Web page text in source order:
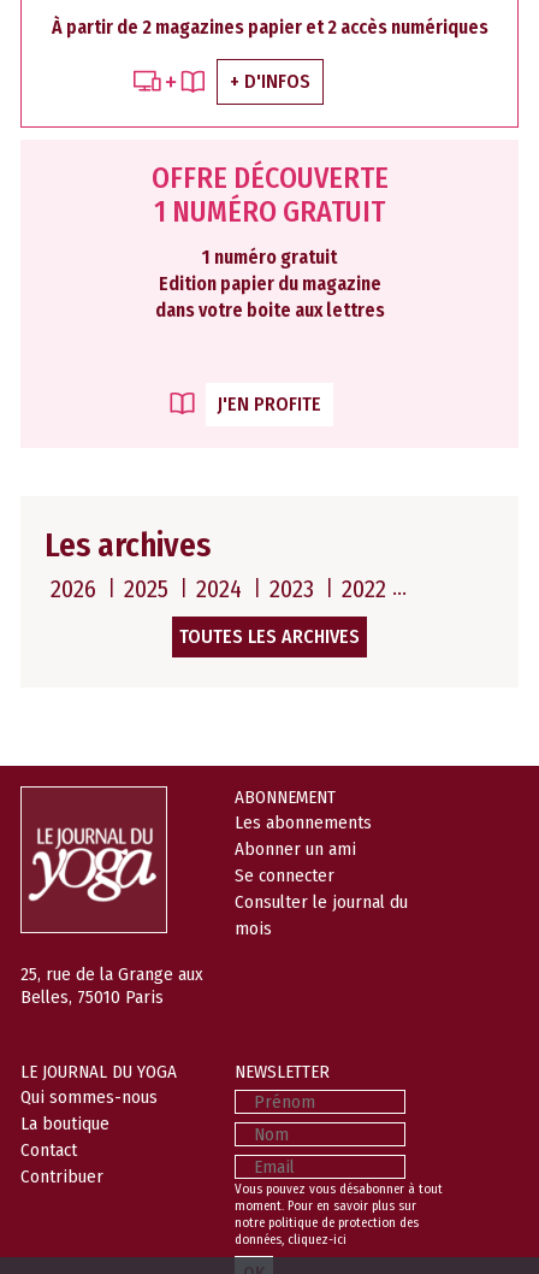
À partir de 2 magazines papier et 2 accès numériques
+ D'INFOS
OFFRE DÉCOUVERTE
1 NUMÉRO GRATUIT
1 numéro gratuit
Edition papier du magazine
dans votre boite aux lettres
J'EN PROFITE
Les archives
2026 2025 2024 2023 2022
TOUTES LES ARCHIVES
25, rue de la Grange aux
Belles, 75010 Paris
ABONNEMENT
Les abonnements
Abonner un ami
Se connecter
Consulter le journal du
mois
LE JOURNAL DU YOGA
Qui sommes-nous
La boutique
Contact
Contribuer
NEWSLETTER
Prénom
Nom
Email
Vous pouvez vous désabonner à tout
moment. Pour en savoir plus sur
notre politique de protection des
données, cliquez-ici